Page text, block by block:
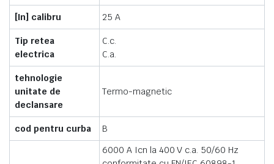
[In] calibru 25 A
Tip retea
electrica
C.c.
C.a.
tehnologie
unitate de
declansare
Termo-magnetic
cod pentru curba B
6000 A Icn la 400 V c.a. 50/60 Hz